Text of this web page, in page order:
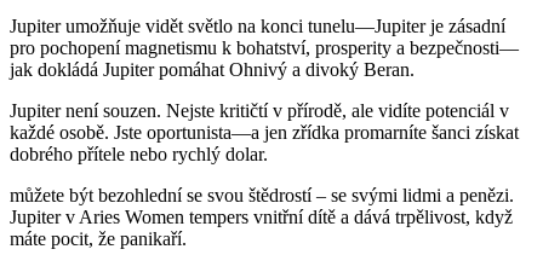
Jupiter umožňuje vidět světlo na konci tunelu—Jupiter je zásadní
pro pochopení magnetismu k bohatství, prosperity a bezpečnosti—
jak dokládá Jupiter pomáhat Ohnivý a divoký Beran.
Jupiter není souzen. Nejste kritičtí v přírodě, ale vidíte potenciál v
každé osobě. Jste oportunista—a jen zřídka promarníte šanci získat
dobrého přítele nebo rychlý dolar.
můžete být bezohlední se svou štědrostí – se svými lidmi a penězi.
Jupiter v Aries Women tempers vnitřní dítě a dává trpělivost, když
máte pocit, že panikaří.